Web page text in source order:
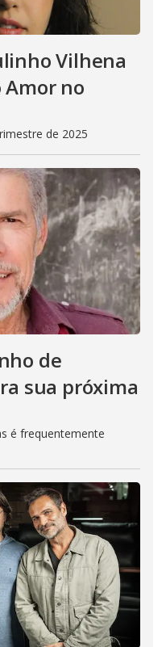
Vilhena
no
de 2025
de
sua próxima
é frequentemente